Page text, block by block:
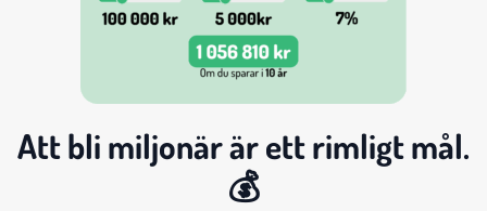
Att bli miljonärär ett rimligt mål.
💰